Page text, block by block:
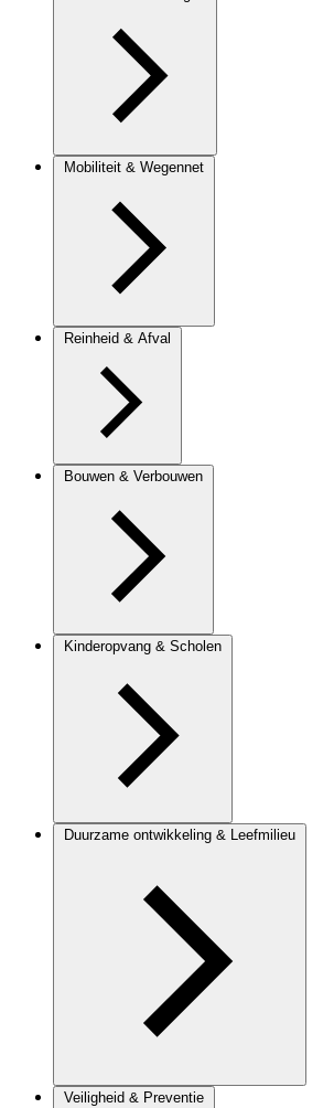
Mobiliteit & Wegennet
Reinheid & Afval
Bouwen & Verbouwen
Kinderopvang & Scholen
Duurzame ontwikkeling & Leefmilieu
Veiligheid & Preventie